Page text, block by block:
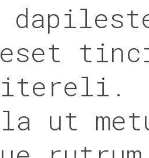
ut